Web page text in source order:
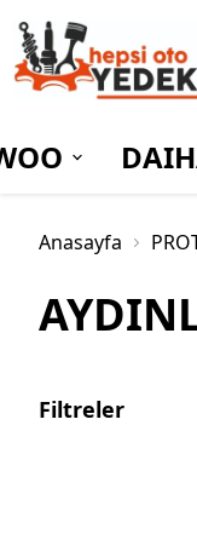
Anasayfa
Filtreler